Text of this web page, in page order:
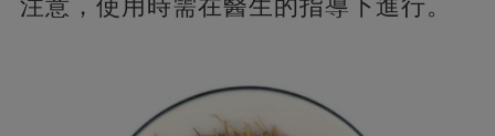
注意，使用時需在醫生的指導下進行。